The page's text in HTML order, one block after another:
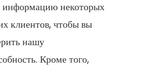
информацию некоторых
клиентов, чтобы вы
нашу
Кроме того,